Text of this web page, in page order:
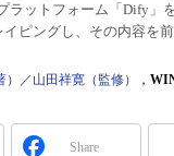
ラットフォーム「Dify」
ピングし、その内容を
）／山田祥寛（監修） ，
Share